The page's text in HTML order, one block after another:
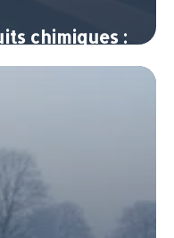
chimiques :